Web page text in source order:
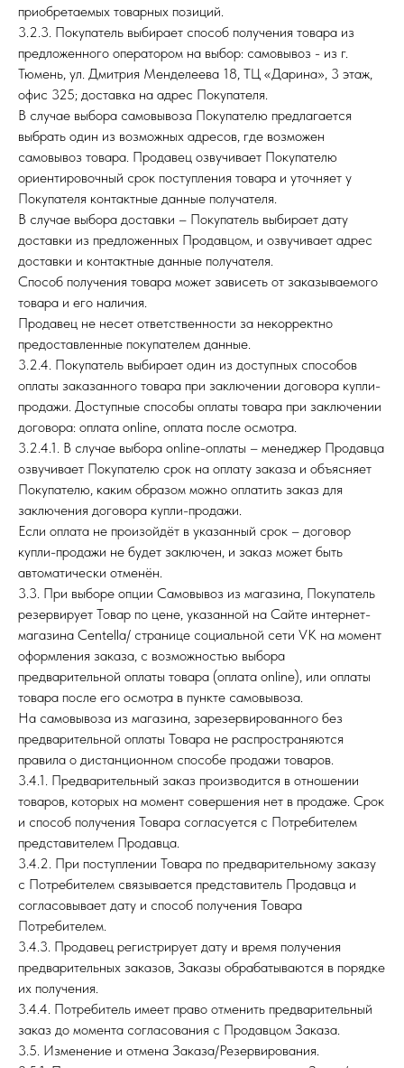
приобретаемых товарных позиций.
3.2.3. Покупатель выбирает способ получения товара из
предложенного оператором на выбор: самовывоз - из г.
Тюмень, ул. Дмитрия Менделеева 18, ТЦ «Дарина», 3 этаж,
офис 325; доставка на адрес Покупателя.
В случае выбора самовывоза Покупателю предлагается
выбрать один из возможных адресов, где возможен
самовывоз товара. Продавец озвучивает Покупателю
ориентировочный срок поступления товара и уточняет у
Покупателя контактные данные получателя.
В случае выбора доставки – Покупатель выбирает дату
доставки из предложенных Продавцом, и озвучивает адрес
доставки и контактные данные получателя.
Способ получения товара может зависеть от заказываемого
товара и его наличия.
Продавец не несет ответственности за некорректно
предоставленные покупателем данные.
3.2.4. Покупатель выбирает один из доступных способов
оплаты заказанного товара при заключении договора купли-
продажи. Доступные способы оплаты товара при заключении
договора: оплата online, оплата после осмотра.
3.2.4.1. В случае выбора online-оплаты – менеджер Продавца
озвучивает Покупателю срок на оплату заказа и объясняет
Покупателю, каким образом можно оплатить заказ для
заключения договора купли-продажи.
Если оплата не произойдёт в указанный срок – договор
купли-продажи не будет заключен, и заказ может быть
автоматически отменён.
3.3. При выборе опции Самовывоз из магазина, Покупатель
резервирует Товар по цене, указанной на Сайте интернет-
магазина Centella/ странице социальной сети VK на момент
оформления заказа, с возможностью выбора
предварительной оплаты товара (оплата online), или оплаты
товара после его осмотра в пункте самовывоза.
На самовывоза из магазина, зарезервированного без
предварительной оплаты Товара не распространяются
правила о дистанционном способе продажи товаров.
3.4.1. Предварительный заказ производится в отношении
товаров, которых на момент совершения нет в продаже. Срок
и способ получения Товара согласуется с Потребителем
представителем Продавца.
3.4.2. При поступлении Товара по предварительному заказу
с Потребителем связывается представитель Продавца и
согласовывает дату и способ получения Товара
Потребителем.
3.4.3. Продавец регистрирует дату и время получения
предварительных заказов, Заказы обрабатываются в порядке
их получения.
3.4.4. Потребитель имеет право отменить предварительный
заказ до момента согласования с Продавцом Заказа.
3.5. Изменение и отмена Заказа/Резервирования.